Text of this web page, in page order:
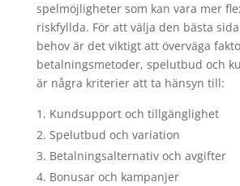
spelmöjligheter som kan vara mer
riskfyllda. För att välja den bästa
behov är det viktigt att överväga
betalningsmetoder, spelutbud och
är några kriterier att ta hänsyn till:
Kundsupport och tillgänglighet
Spelutbud och variation
Betalningsalternativ och avgifter
Bonusar och kampanjer